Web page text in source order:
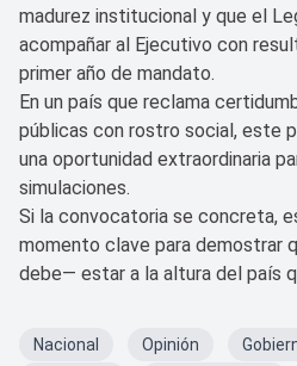
madurez institucional y que el
acompañar al Ejecutivo con
primer año de mandato.
En un país que reclama
públicas con rostro social, este
una oportunidad extraordinaria
simulaciones.
Si la convocatoria se concreta,
momento clave para demostrar
debe— estar a la altura del país
Nacional Opinión